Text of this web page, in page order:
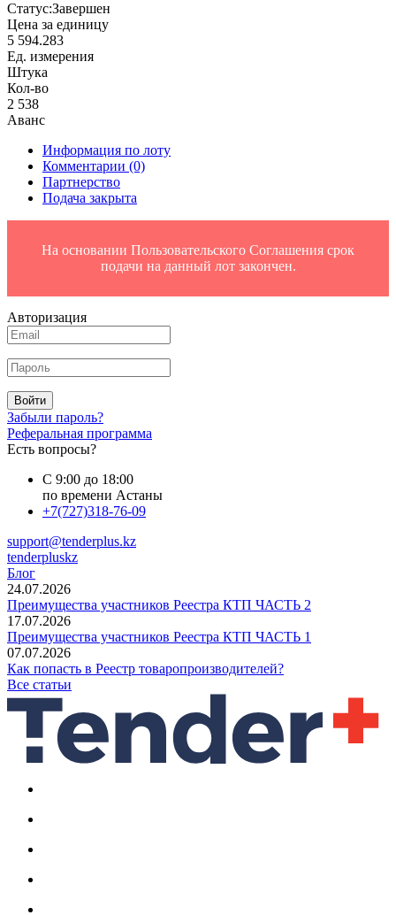
Статус:Завершен
Цена за единицу
5 594.283
Ед. измерения
Штука
Кол-во
2 538
Аванс
Информация по лоту
Комментарии (0)
Партнерство
Подача закрыта
На основании Пользовательского Соглашения срок
подачи на данный лот закончен.
Авторизация
Войти
Забыли пароль?
Реферальная программа
Есть вопросы?
С 9:00 до 18:00
по времени Астаны
+7(727)318-76-09
support@tenderplus.kz
tenderpluskz
Блог
24.07.2026
Преимущества участников Реестра КТП ЧАСТЬ 2
17.07.2026
Преимущества участников Реестра КТП ЧАСТЬ 1
07.07.2026
Как попасть в Реестр товаропроизводителей?
Все статьи